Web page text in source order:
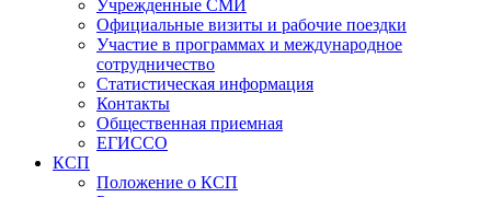
Учрежденные СМИ
Официальные визиты и рабочие поездки
Участие в программах и международное
сотрудничество
Статистическая информация
Контакты
Общественная приемная
ЕГИССО
КСП
Положение о КСП